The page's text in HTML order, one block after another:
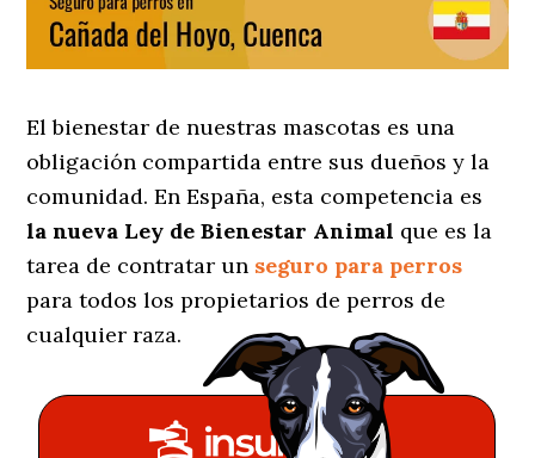
El bienestar de nuestras mascotas es una
obligación compartida entre sus dueños y la
comunidad. En España, esta competencia es
la nueva Ley de Bienestar Animal que es la
tarea de contratar un seguro para perros
para todos los propietarios de perros de
cualquier raza.